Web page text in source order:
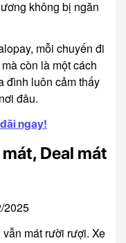
không bị ngăn
mỗi chuyến đi
còn là một cách
đình luôn cảm thấy
đâu.
ngay!
Deal mát
2025
mát rười rượi. Xe